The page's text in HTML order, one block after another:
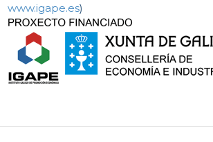
www.igape.es)